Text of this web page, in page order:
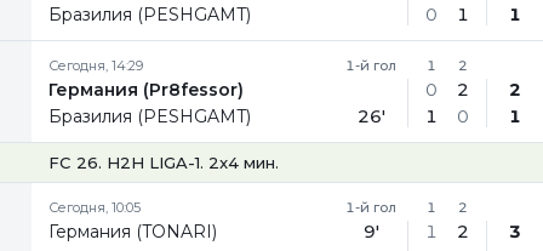
Бразилия (PESHGAMT)
0
1
1
Сегодня, 14:29
Германия (Pr8fessor)
Бразилия (PESHGAMT)
1-й гол
26'
1
0
1
2
2
0
2
1
FC 26. H2H LIGA-1. 2x4 мин.
Сегодня, 10:05
Германия (TONARI)
1-й гол
9'
1
1
2
2
3